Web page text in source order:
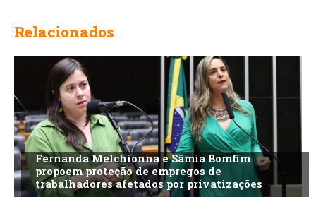
Relacionados
Fernanda Melchionna e Sâmia Bomfim
propoem proteção de empregos de
trabalhadores afetados por privatizações